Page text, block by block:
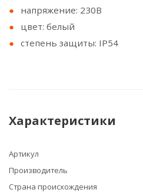
напряжение: 230В
цвет: белый
степень защиты: IP54
Характеристики
Артикул
Производитель
Страна происхождения